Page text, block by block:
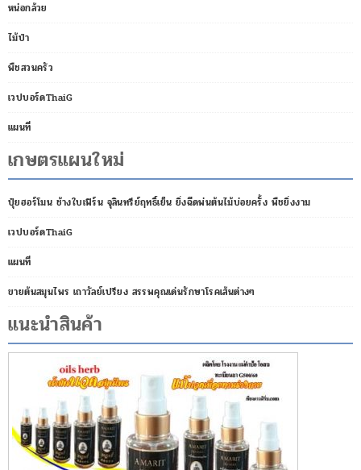
หน่อกล้วย
ไม้ป่า
พืชสวนครัว
เวปบอร์ดThaiG
แผนที่
เกษตรแผนใหม่
ปุ๋ยฮอร์โมน ช้างใบเฟิร์น จุลินทรีย์ฤทธิ์เย็น ยิ่งฉีดพ่นต้นไม้บ่อยครั้ง พืชยิ่งงาม
เวปบอร์ดThaiG
แผนที่
ขายต้นสมุนไพร เถาวัลย์เปรียง สรรพคุณเด่นรักษาโรคเส้นต่างๆ
แนะนำสินค้า